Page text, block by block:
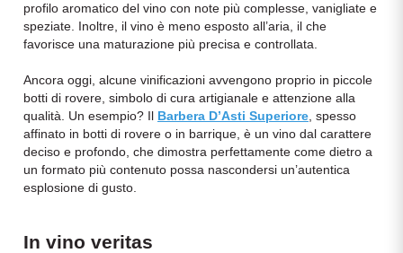
Trentino
Veneto
La Champagne
Casali 1900
Vini Emiliani
Vini Laziali
Vini Lombardi
Vini Piemontesi
Vini Pugliesi
profilo aromatico del vino con note più complesse, vanigliate e
speziate. Inoltre, il vino è meno esposto all’aria, il che
favorisce una maturazione più precisa e controllata.
Ancora oggi, alcune vinificazioni avvengono proprio in piccole
botti di rovere, simbolo di cura artigianale e attenzione alla
qualità. Un esempio? Il Barbera D’Asti Superiore , spesso
affinato in botti di rovere o in barrique, è un vino dal carattere
deciso e profondo, che dimostra perfettamente come dietro a
un formato più contenuto possa nascondersi un’autentica
esplosione di gusto.
In vino veritas